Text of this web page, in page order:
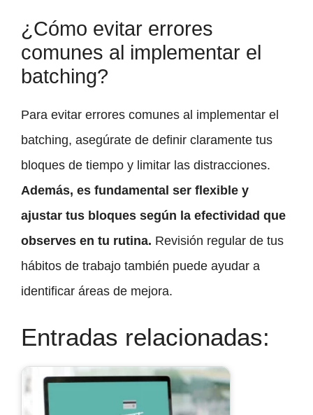
¿Cómo evitar errores
comunes al implementar el
batching?
Para evitar errores comunes al implementar el
batching, asegúrate de definir claramente tus
bloques de tiempo y limitar las distracciones.
Además, es fundamental ser flexible y
ajustar tus bloques según la efectividad que
observes en tu rutina. Revisión regular de tus
hábitos de trabajo también puede ayudar a
identificar áreas de mejora.
Entradas relacionadas: